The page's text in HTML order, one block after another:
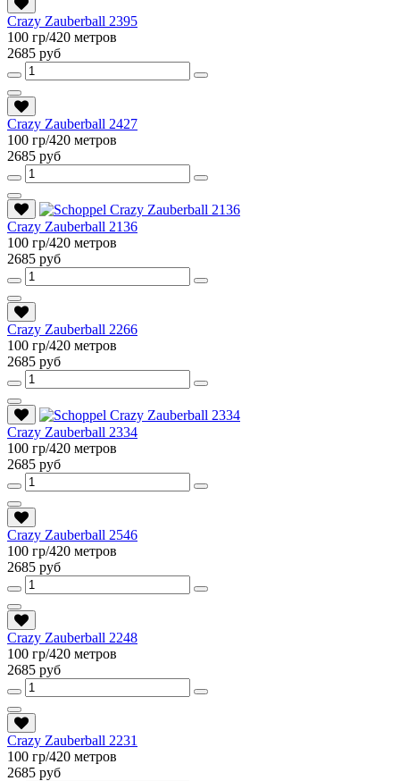
Crazy Zauberball 2395
100 гр/420 метров
2685 руб
Crazy Zauberball 2427
100 гр/420 метров
2685 руб
Crazy Zauberball 2136
100 гр/420 метров
2685 руб
Crazy Zauberball 2266
100 гр/420 метров
2685 руб
Crazy Zauberball 2334
100 гр/420 метров
2685 руб
Crazy Zauberball 2546
100 гр/420 метров
2685 руб
Crazy Zauberball 2248
100 гр/420 метров
2685 руб
Crazy Zauberball 2231
100 гр/420 метров
2685 руб